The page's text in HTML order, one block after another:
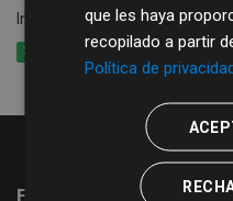
Información de las rutas y
XLSX CSV XML
que les haya
recopilado a partir
Política de